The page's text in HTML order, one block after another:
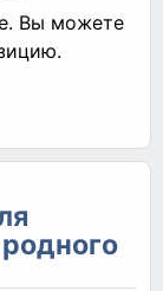
Вы можете